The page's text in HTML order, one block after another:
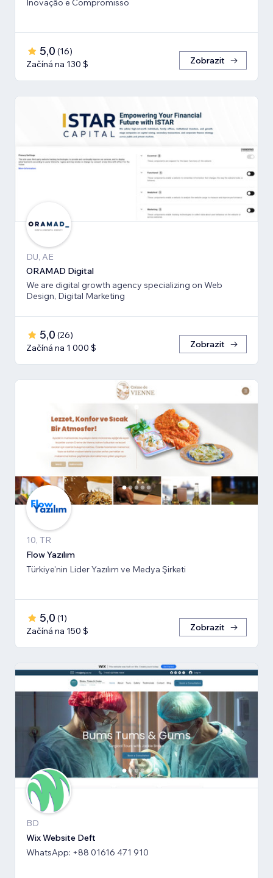
Inovação e Compromisso
5,0 (16)
Začíná na 130 $
Zobrazit
DU, AE
ORAMAD Digital
We are digital growth agency specializing on Web
Design, Digital Marketing
5,0 (26)
Začíná na 1 000 $
Zobrazit
10, TR
Flow Yazılım
Türkiye'nin Lider Yazılım ve Medya Şirketi
5,0 (1)
Začíná na 150 $
Zobrazit
BD
Wix Website Deft
WhatsApp: +88 01616 471 910